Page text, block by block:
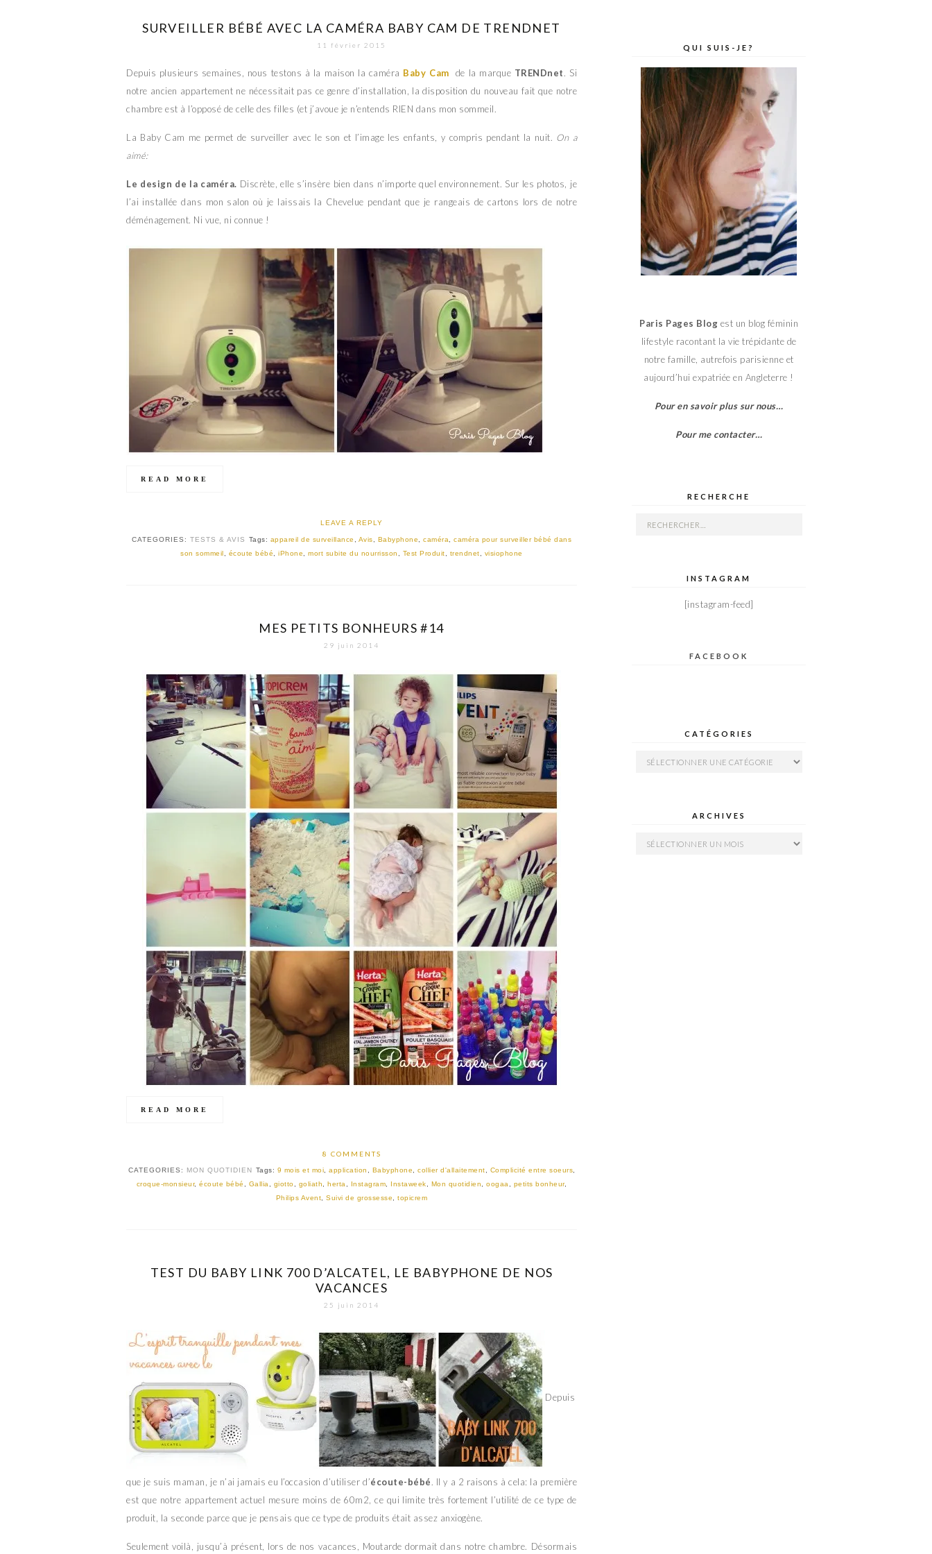
SURVEILLER BÉBÉ AVEC LA CAMÉRA BABY CAM DE TRENDNET
11 février 2015
Depuis plusieurs semaines, nous testons à la maison la caméra Baby Cam de la marque TRENDnet. Si
notre ancien appartement ne nécessitait pas ce genre d’installation, la disposition du nouveau fait que notre
chambre est à l’opposé de celle des filles (et j’avoue je n’entends RIEN dans mon sommeil.
La Baby Cam me permet de surveiller avec le son et l’image les enfants, y compris pendant la nuit. On a
aimé:
Le design de la caméra. Discrète, elle s’insère bien dans n’importe quel environnement. Sur les photos, je
l’ai installée dans mon salon où je laissais la Chevelue pendant que je rangeais de cartons lors de notre
déménagement. Ni vue, ni connue !
READ MORE
LEAVE A REPLY
CATEGORIES: TESTS & AVIS Tags: appareil de surveillance Avis Babyphone ,caméra ,caméra pour surveiller bébé dans
son sommeil
écoute bébé ,iPhone ,mort subite du nourrisson Test Produit trendnet visiophone
MES PETITS BONHEURS #14
29 juin 2014
READ MORE
8 COMMENTS
CATEGORIES: MON QUOTIDIEN Tags: 9 mois et moi application Babyphone collier d'allaitement Complicité entre soeurs
croque-monsieur,écoute bébé Gallia giotto goliath ,herta Instagram Instaweek Mon quotidien ,oogaa petits bonheur,
Philips Avent ,Suivi de grossesse ,topicrem
TEST DU BABY LINK 700 D’ALCATEL, LE BABYPHONE DE NOS
VACANCES
25 juin 2014
Depuis
que je suis maman, je n’ai jamais eu l’occasion d’utiliser d’écoute-bébé. Il y a 2 raisons à cela: la première
est que notre appartement actuel mesure moins de 60m2, ce qui limite très fortement l’utilité de ce type de
produit, la seconde parce que je pensais que ce type de produits était assez anxiogène.
Seulement voilà, jusqu’à présent, lors de nos vacances, Moutarde dormait dans notre chambre. Désormais
QUI SUIS-JE?
Paris Pages Blog est un blog féminin
lifestyle racontant la vie trépidante de
notre famille, autrefois parisienne et
aujourd’hui expatriée en Angleterre !
Pour en savoir plus sur nous…
Pour me contacter…
RECHERCHE
Rechercher :
INSTAGRAM
[instagram-feed]
FACEBOOK
CATÉGORIES
Catégories
ARCHIVES
Archives